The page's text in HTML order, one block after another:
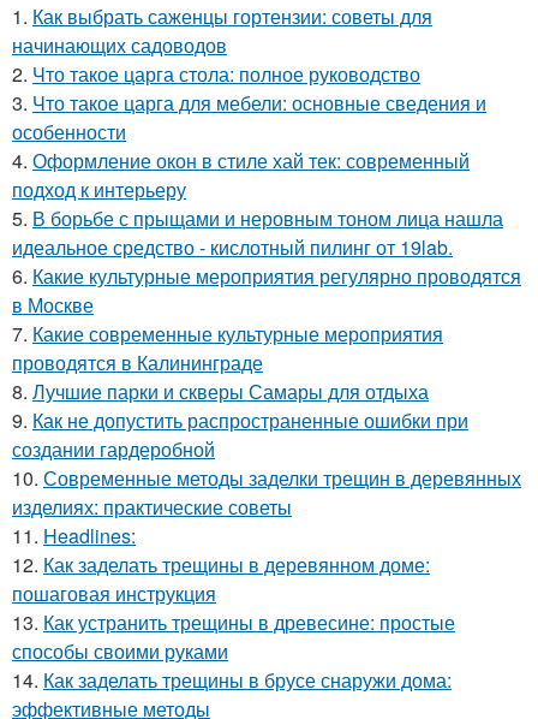
1. Как выбрать саженцы гортензии: советы для
начинающих садоводов
2. Что такое царга стола: полное руководство
3. Что такое царга для мебели: основные сведения и
особенности
4. Оформление окон в стиле хай тек: современный
подход к интерьеру
5. В борьбе с прыщами и неровным тоном лица нашла
идеальное средство - кислотный пилинг от 19lab.
6. Какие культурные мероприятия регулярно проводятся
в Москве
7. Какие современные культурные мероприятия
проводятся в Калининграде
8. Лучшие парки и скверы Самары для отдыха
9. Как не допустить распространенные ошибки при
создании гардеробной
10. Современные методы заделки трещин в деревянных
изделиях: практические советы
11. Headlines:
12. Как заделать трещины в деревянном доме:
пошаговая инструкция
13. Как устранить трещины в древесине: простые
способы своими руками
14. Как заделать трещины в брусе снаружи дома:
эффективные методы